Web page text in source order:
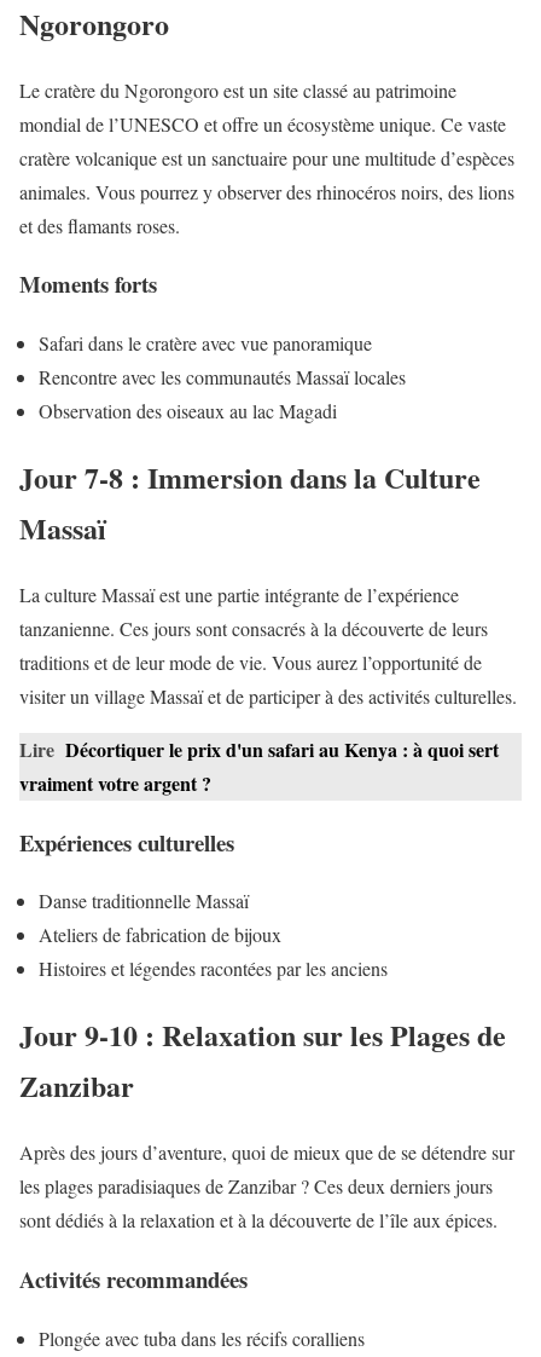
Ngorongoro
Le cratère du Ngorongoro est un site classé au patrimoine
mondial de l’UNESCO et offre un écosystème unique. Ce vaste
cratère volcanique est un sanctuaire pour une multitude d’espèces
animales. Vous pourrez y observer des rhinocéros noirs, des lions
et des flamants roses.
Moments forts
Safari dans le cratère avec vue panoramique
Rencontre avec les communautés Massaï locales
Observation des oiseaux au lac Magadi
Jour 7-8 : Immersion dans la Culture
Massaï
La culture Massaï est une partie intégrante de l’expérience
tanzanienne. Ces jours sont consacrés à la découverte de leurs
traditions et de leur mode de vie. Vous aurez l’opportunité de
visiter un village Massaï et de participer à des activités culturelles.
Lire Décortiquer le prix d'un safari au Kenya : à quoi sert
vraiment votre argent ?
Expériences culturelles
Danse traditionnelle Massaï
Ateliers de fabrication de bijoux
Histoires et légendes racontées par les anciens
Jour 9-10 : Relaxation sur les Plages de
Zanzibar
Après des jours d’aventure, quoi de mieux que de se détendre sur
les plages paradisiaques de Zanzibar ? Ces deux derniers jours
sont dédiés à la relaxation et à la découverte de l’île aux épices.
Activités recommandées
Plongée avec tuba dans les récifs coralliens